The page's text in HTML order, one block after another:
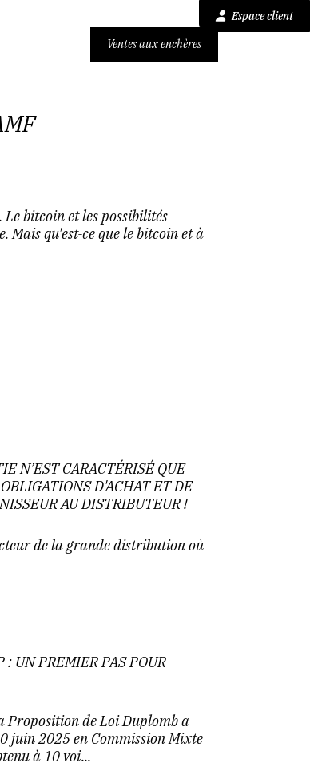
Espace client
Ventes aux enchères
bitcoin et les possibilités
Mais qu'est-ce que le bitcoin et à
N’EST CARACTÉRISÉ QUE
D'ACHAT ET DE
AU DISTRIBUTEUR !
de la grande distribution où
UN PREMIER PAS POUR
Proposition de Loi Duplomb a
juin 2025 en Commission Mixte
à 10 voi...